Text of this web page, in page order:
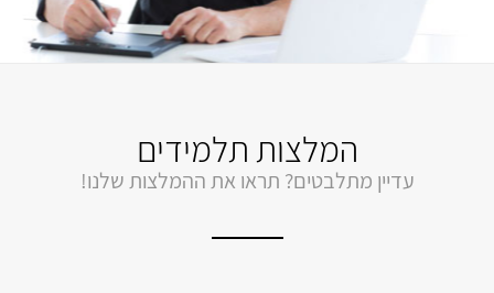
המלצות תלמידים
עדיין מתלבטים? תראו את ההמלצות שלנו!